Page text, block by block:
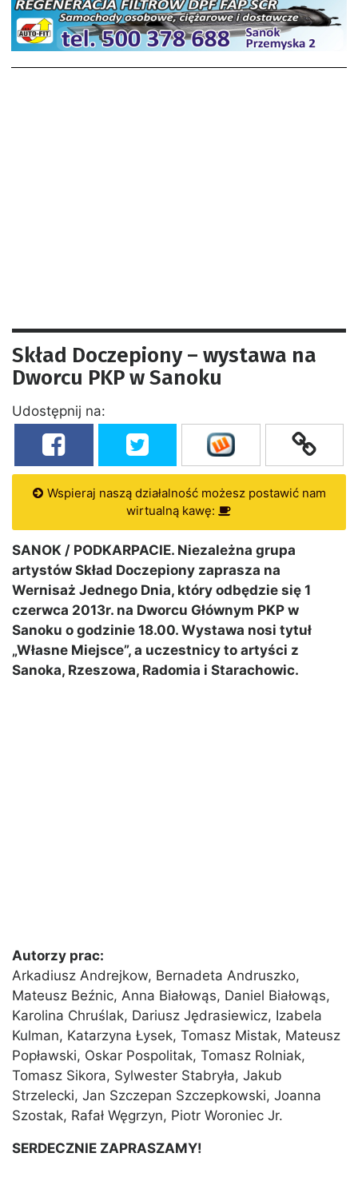
Skład Doczepiony – wystawa na
Dworcu PKP w Sanoku
Udostępnij na:
Wspieraj naszą działalność możesz postawić nam
wirtualną kawę:
SANOK / PODKARPACIE. Niezależna grupa
artystów Skład Doczepiony zaprasza na
Wernisaż Jednego Dnia, który odbędzie się 1
czerwca 2013r. na Dworcu Głównym PKP w
Sanoku o godzinie 18.00. Wystawa nosi tytuł
„Własne Miejsce”, a uczestnicy to artyści z
Sanoka, Rzeszowa, Radomia i Starachowic.
Autorzy prac:
Arkadiusz Andrejkow, Bernadeta Andruszko,
Mateusz Beźnic, Anna Białowąs, Daniel Białowąs,
Karolina Chruślak, Dariusz Jędrasiewicz, Izabela
Kulman, Katarzyna Łysek, Tomasz Mistak, Mateusz
Popławski, Oskar Pospolitak, Tomasz Rolniak,
Tomasz Sikora, Sylwester Stabryła, Jakub
Strzelecki, Jan Szczepan Szczepkowski, Joanna
Szostak, Rafał Węgrzyn, Piotr Woroniec Jr.
SERDECZNIE ZAPRASZAMY!